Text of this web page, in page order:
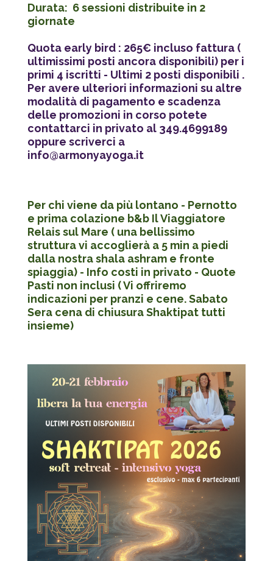
Durata: 6 sessioni distribuite in 2
giornate
Quota early bird : 265€ incluso fattura (
ultimissimi posti ancora disponibili) per i
primi 4 iscritti - Ultimi 2 posti disponibili .
Per avere ulteriori informazioni su altre
modalità di pagamento e scadenza
delle promozioni in corso potete
contattarci in privato al 349.4699189
oppure scriverci a
info@armonyayoga.it
Per chi viene da più lontano - Pernotto
e prima colazione b&b Il Viaggiatore
Relais sul Mare ( una bellissimo
struttura vi accoglierà a 5 min a piedi
dalla nostra shala ashram e fronte
spiaggia) - Info costi in privato - Quote
Pasti non inclusi ( Vi offriremo
indicazioni per pranzi e cene. Sabato
Sera cena di chiusura Shaktipat tutti
insieme)